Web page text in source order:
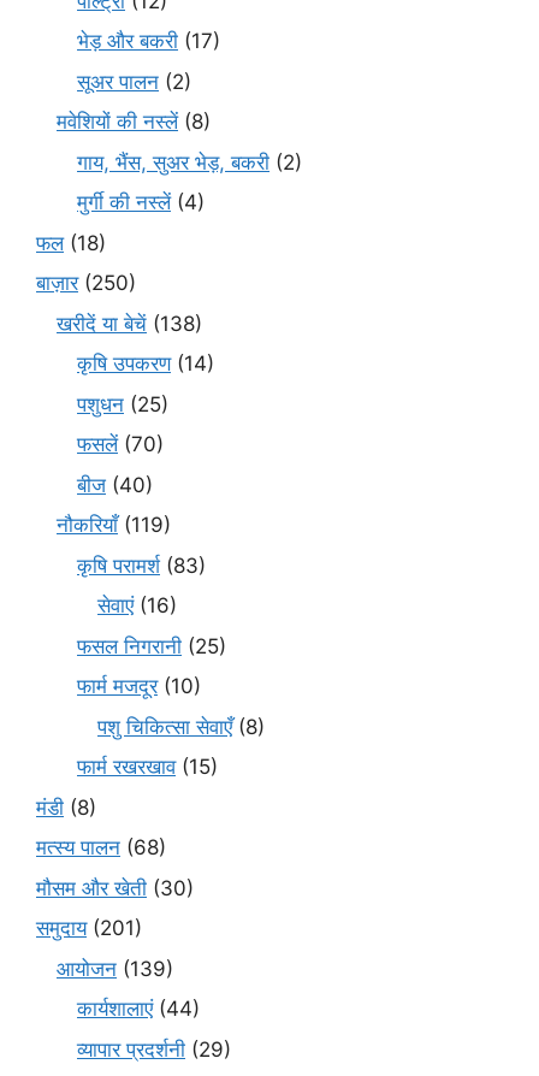
भेड़ और बकरी (17)
सूअर पालन (2)
मवेशियों की नस्लें(8)
गाय, भैंस, सुअर भेड़, बकरी (2)
मुर्गी की नस्लें(4)
फल(18)
बाज़ार(250)
खरीदें या बेचें (138)
कृषि उपकरण(14)
पशुधन (25)
फसलें(70)
बीज (40)
नौकरियाँ(119)
कृषि परामर्श(83)
सेवाएं(16)
फसल निगरानी (25)
फार्म मजदूर(10)
पशु चिकित्सा सेवाएँ(8)
फार्म रखरखाव(15)
मंडी (8)
मत्स्य पालन (68)
मौसम और खेती (30)
समुदाय(201)
आयोजन (139)
कार्यशालाएं(44)
व्यापार प्रदर्शनी (29)